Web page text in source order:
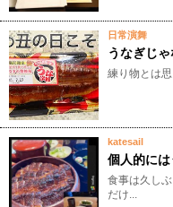
日常演舞
うなぎじ
練り物とは
katesail
個人的に
食事は久し
だけ...